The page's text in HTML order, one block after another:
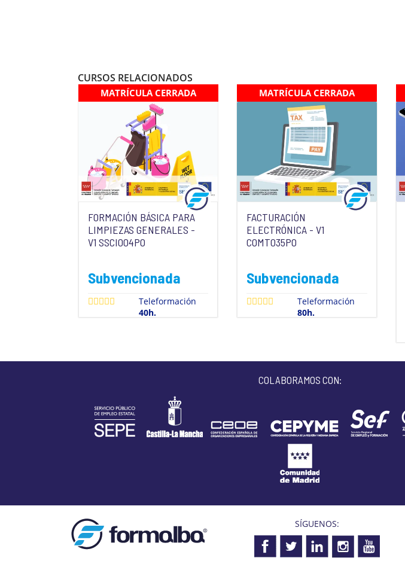
CURSOS RELACIONADOS
FORMACIÓN BÁSICA PARA
LIMPIEZAS GENERALES -
V1 SSCI004PO
Subvencionada
MATRÍCULA CERRADA
Teleformación
40h.
FACTURACIÓN
ELECTRÓNICA - V1
COMT035PO
Subvencionada
MATRÍCULA CERRADA
Teleformación
80h.
COLABORAMOS CON:
SÍGUENOS: